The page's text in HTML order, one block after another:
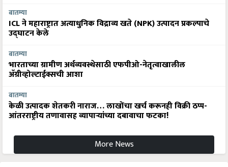
बातम्या
ICL ने महाराष्ट्रात अत्याधुनिक विद्राव्य खते (NPK) उत्पादन प्रकल्पाचे
उद्घाटन केले
बातम्या
भारताच्या ग्रामीण अर्थव्यवस्थेसाठी एफपीओ-नेतृत्वाखालील
अ‍ॅग्रीव्होल्टाईक्सची आशा
बातम्या
केळी उत्पादक शेतकरी नाराज… लाखोंचा खर्च करूनही विक्री ठप्प-
आंतरराष्ट्रीय तणावासह व्यापाऱ्यांच्या दबावाचा फटका!
More News